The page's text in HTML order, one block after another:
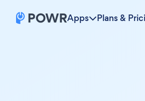
Apps Plans &